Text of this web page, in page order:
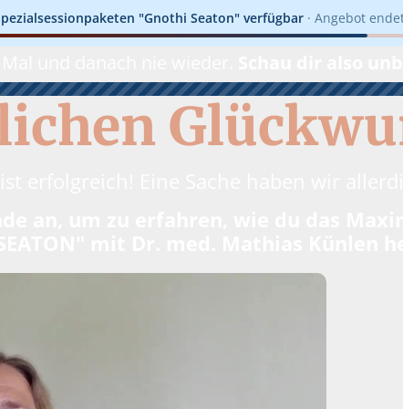
"Gnothi Seaton" verfügbar · Angebot